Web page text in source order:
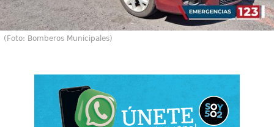
(Foto: Bomberos Municipales)